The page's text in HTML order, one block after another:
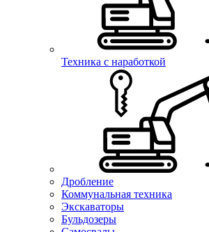
Техника с наработкой
Дробление
Коммунальная техника
Экскаваторы
Бульдозеры